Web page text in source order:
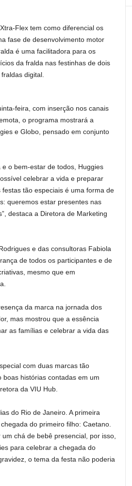
Flex tem como diferencial os
fase de desenvolvimento motor
é uma facilitadora para os
da fralda nas festinhas de dois
digital.
feira, com inserção nos canais
o programa mostrará a
e Globo, pensado em conjunto
o bem-estar de todos, Huggies
celebrar a vida e preparar
tão especiais é uma forma de
queremos estar presentes nas
destaca a Diretora de Marketing
e das consultoras Fabiola
de todos os participantes e de
mesmo que em
da marca na jornada dos
mas mostrou que a essência
as famílias e celebrar a vida das
com duas marcas tão
histórias contadas em um
da VIU Hub.
do Rio de Janeiro. A primeira
do primeiro filho: Caetano.
chá de bebê presencial, por isso,
para celebrar a chegada do
o tema da festa não poderia